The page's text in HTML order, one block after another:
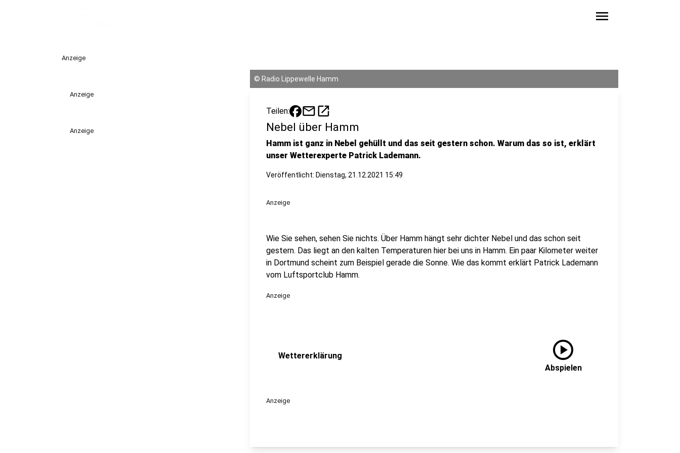
menu
Anzeige
Anzeige
Anzeige
© Radio Lippewelle Hamm
Teilen: mailopen_in_new
Nebel über Hamm
Hamm ist ganz in Nebel gehüllt und das seit gestern schon. Warum das so ist, erklärt
unser Wetterexperte Patrick Lademann.
Veröffentlicht: Dienstag, 21.12.2021 15:49
Anzeige
Wie Sie sehen, sehen Sie nichts. Über Hamm hängt sehr dichter Nebel und das schon seit
gestern. Das liegt an den kalten Temperaturen hier bei uns in Hamm. Ein paar Kilometer weiter
in Dortmund scheint zum Beispiel gerade die Sonne. Wie das kommt erklärt Patrick Lademann
vom Luftsportclub Hamm.
Anzeige
Wettererklärung play_circle
Abspielen
Anzeige